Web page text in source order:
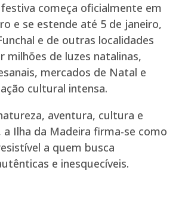
começa oficialmente em
e se estende até 5 de janeiro,
e de outras localidades
milhões de luzes natalinas,
mercados de Natal e
cultural intensa.
aventura, cultura e
a Ilha da Madeira firma-se como
a quem busca
e inesquecíveis.